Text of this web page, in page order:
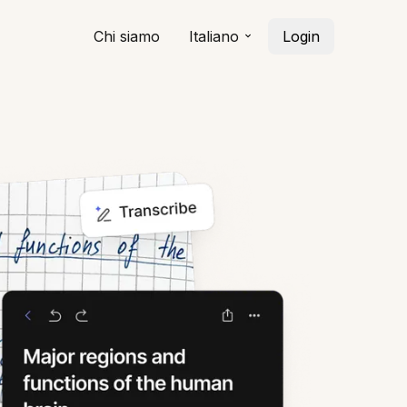
Chi siamo Italiano Login